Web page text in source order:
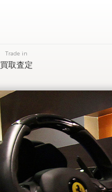
Trade in
買取査定